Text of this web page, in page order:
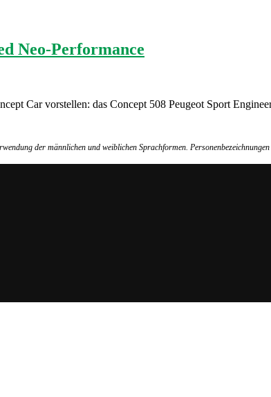
Neo-Performance
Car vorstellen: das Concept 508 Peugeot Sport
der männlichen und weiblichen Sprachformen.